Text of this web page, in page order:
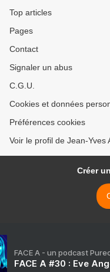
Top articles
Pages
Contact
Signaler un abus
C.G.U.
Cookies et données
Préférences cookies
Voir le profil de Jean-Yves
Créer
FACE A - un podcast
FACE A #30 : Eve